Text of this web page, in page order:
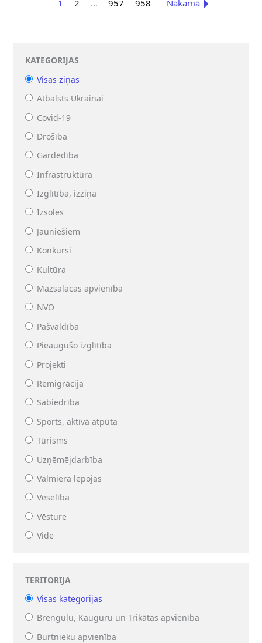
KATEGORIJAS
Visas ziņas
Atbalsts Ukrainai
Covid-19
Drošība
Gardēdība
Infrastruktūra
Izglītība, izziņa
Izsoles
Jauniešiem
Konkursi
Kultūra
Mazsalacas apvienība
NVO
Pašvaldība
Pieaugušo izglītība
Projekti
Remigrācija
Sabiedrība
Sports, aktīvā atpūta
Tūrisms
Uzņēmējdarbība
Valmiera lepojas
Veselība
Vēsture
Vide
TERITORIJA
Visas kategorijas
Brenguļu, Kauguru un Trikātas apvienība
Burtnieku apvienība
1 2 … 957 958 Nākamā